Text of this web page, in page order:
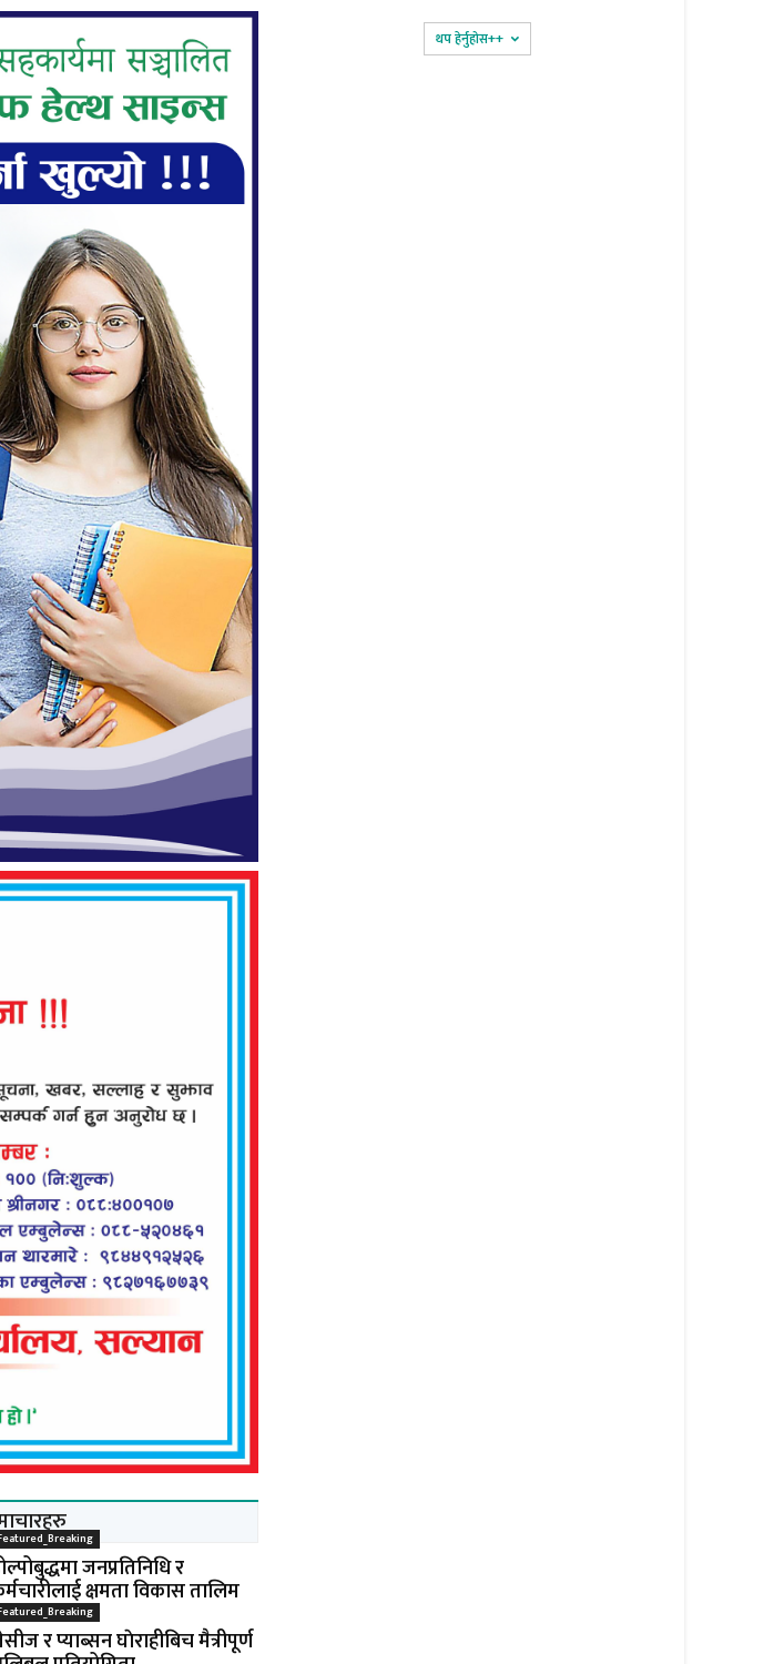
जनप्रतिनिधि र
क्षमता विकास तालिम
र प्याब्सन घाेराहीबिच मैत्रीपूर्ण
थप हेर्नुहोस‌++